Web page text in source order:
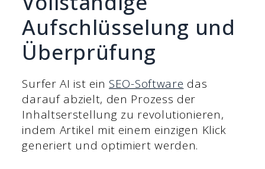
Aufschlüsselung und
Überprüfung
Surfer AI ist ein SEO-Software das
darauf abzielt, den Prozess der
Inhaltserstellung zu revolutionieren,
indem Artikel mit einem einzigen Klick
generiert und optimiert werden.